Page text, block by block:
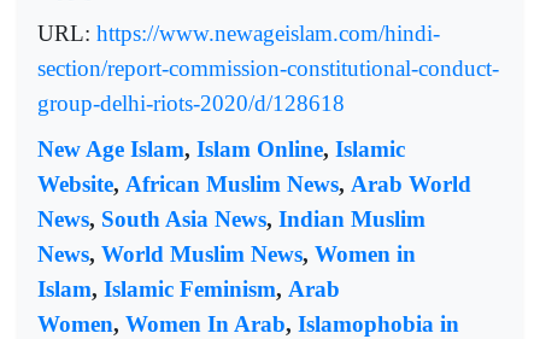
URL: https://www.newageislam.com/hindi-
section/report-commission-constitutional-conduct-
group-delhi-riots-2020/d/128618
New Age Islam, Islam Online, Islamic
Website, African Muslim News, Arab World
News, South Asia News, Indian Muslim
News, World Muslim News, Women in
Islam, Islamic Feminism, Arab
Women, Women In Arab, Islamophobia in